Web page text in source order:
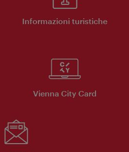
Informazioni turistiche
Vienna City Card